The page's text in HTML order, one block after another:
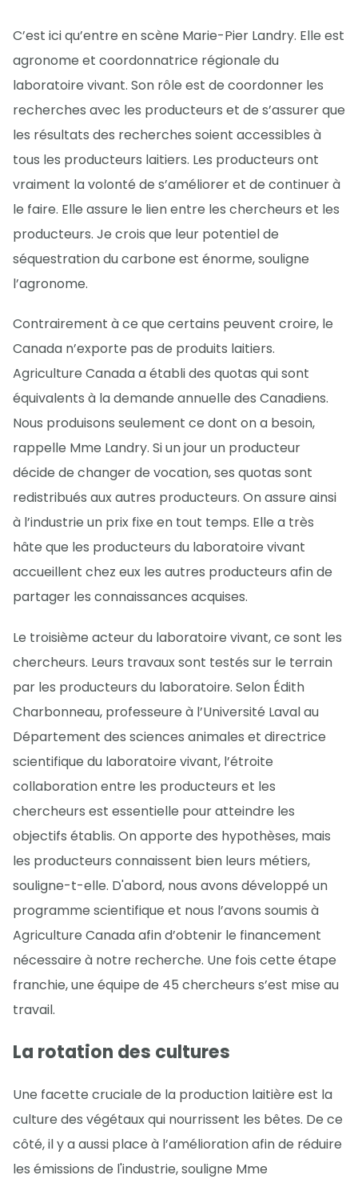
C’est ici qu’entre en scène Marie-Pier Landry. Elle est
agronome et coordonnatrice régionale du
laboratoire vivant. Son rôle est de coordonner les
recherches avec les producteurs et de s’assurer que
les résultats des recherches soient accessibles à
tous les producteurs laitiers. Les producteurs ont
vraiment la volonté de s’améliorer et de continuer à
le faire. Elle assure le lien entre les chercheurs et les
producteurs. Je crois que leur potentiel de
séquestration du carbone est énorme, souligne
l’agronome.
Contrairement à ce que certains peuvent croire, le
Canada n’exporte pas de produits laitiers.
Agriculture Canada a établi des quotas qui sont
équivalents à la demande annuelle des Canadiens.
Nous produisons seulement ce dont on a besoin,
rappelle Mme Landry. Si un jour un producteur
décide de changer de vocation, ses quotas sont
redistribués aux autres producteurs. On assure ainsi
à l’industrie un prix fixe en tout temps. Elle a très
hâte que les producteurs du laboratoire vivant
accueillent chez eux les autres producteurs afin de
partager les connaissances acquises.
Le troisième acteur du laboratoire vivant, ce sont les
chercheurs. Leurs travaux sont testés sur le terrain
par les producteurs du laboratoire. Selon Édith
Charbonneau, professeure à l’Université Laval au
Département des sciences animales et directrice
scientifique du laboratoire vivant, l’étroite
collaboration entre les producteurs et les
chercheurs est essentielle pour atteindre les
objectifs établis. On apporte des hypothèses, mais
les producteurs connaissent bien leurs métiers,
souligne-t-elle. D'abord, nous avons développé un
programme scientifique et nous l’avons soumis à
Agriculture Canada afin d’obtenir le financement
nécessaire à notre recherche. Une fois cette étape
franchie, une équipe de 45 chercheurs s’est mise au
travail.
La rotation des cultures
Une facette cruciale de la production laitière est la
culture des végétaux qui nourrissent les bêtes. De ce
côté, il y a aussi place à l’amélioration afin de réduire
les émissions de l'industrie, souligne Mme